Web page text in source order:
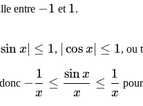
entre -1
−1 et 1
1.
|\sin
\leq
sin x ≤ 1,
|\cos
\leq
cos x ≤ 1, ou
-\dfrac{1}
{x} \leq
−
x
1
≤
x
sinx
≤
x
1